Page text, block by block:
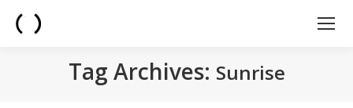
Tag Archives: Sunrise